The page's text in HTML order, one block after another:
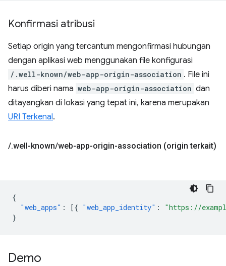
Konfirmasi atribusi
Setiap origin yang tercantum mengonfirmasi hubungan
dengan aplikasi web menggunakan file konfigurasi
/.well-known/web-app-origin-association . File ini
harus diberi nama web-app-origin-association dan
ditayangkan di lokasi yang tepat ini, karena merupakan
URI Terkenal.
/.well-known/web-app-origin-association (origin terkait)
{
"web_apps" : [{ "web_app_identity" :
"https://
}
Demo